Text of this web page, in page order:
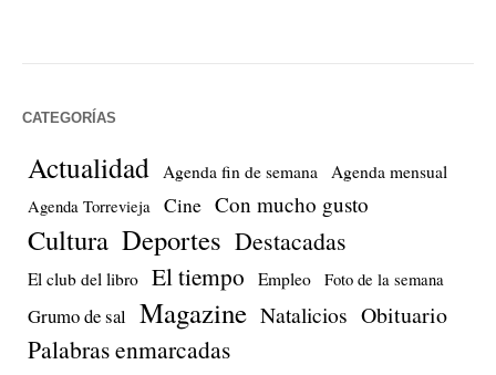
CATEGORÍAS
Actualidad Agenda fin de semana Agenda mensual
Agenda Torrevieja Cine Con mucho gusto
Cultura Deportes Destacadas
El club del libro El tiempo Empleo Foto de la semana
Grumo de sal Magazine Natalicios Obituario
Palabras enmarcadas